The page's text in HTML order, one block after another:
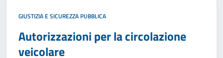
GIUSTIZIA E SICUREZZA PUBBLICA
Autorizzazioni per la circolazione
veicolare